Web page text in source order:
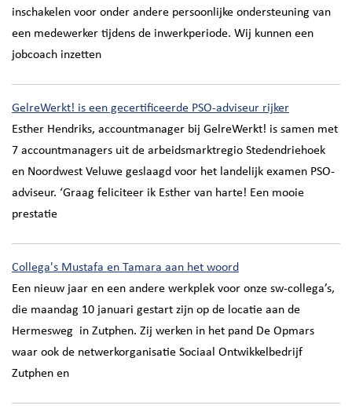
inschakelen voor onder andere persoonlijke ondersteuning van
een medewerker tijdens de inwerkperiode. Wij kunnen een
jobcoach inzetten
GelreWerkt! is een gecertificeerde PSO-adviseur rijker
Esther Hendriks, accountmanager bij GelreWerkt! is samen met
7 accountmanagers uit de arbeidsmarktregio Stedendriehoek
en Noordwest Veluwe geslaagd voor het landelijk examen PSO-
adviseur. ‘Graag feliciteer ik Esther van harte! Een mooie
prestatie
Collega's Mustafa en Tamara aan het woord
Een nieuw jaar en een andere werkplek voor onze sw-collega’s,
die maandag 10 januari gestart zijn op de locatie aan de
Hermesweg in Zutphen. Zij werken in het pand De Opmars
waar ook de netwerkorganisatie Sociaal Ontwikkelbedrijf
Zutphen en